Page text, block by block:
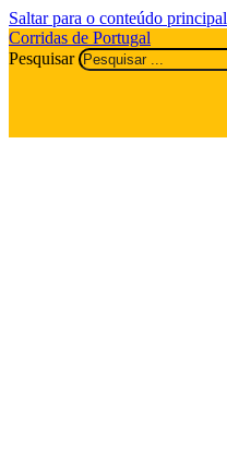
Saltar para o conteúdo principal
Corridas de Portugal
Pesquisar